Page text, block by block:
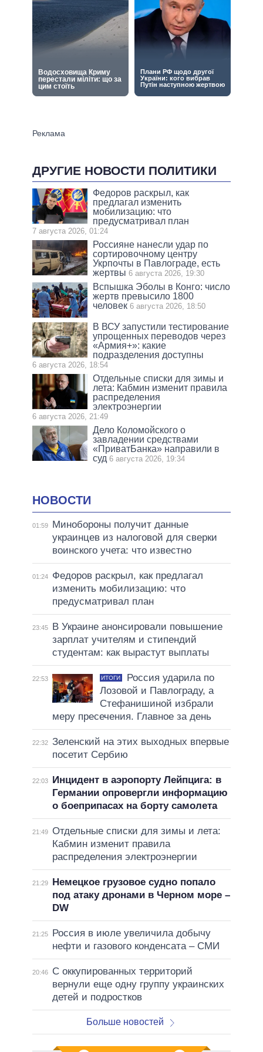
ДРУГИЕ НОВОСТИ ПОЛИТИКИ
Федоров раскрыл, как
предлагал изменить
мобилизацию: что
предусматривал план
7 августа 2026, 01:24
Россияне нанесли удар по
сортировочному центру
Укрпочты в Павлограде, есть
жертвы 6 августа 2026, 19:30
Вспышка Эболы в Конго: число
жертв превысило 1800
человек 6 августа 2026, 18:50
В ВСУ запустили тестирование
упрощенных переводов через
«Армия+»: какие
подразделения доступны
6 августа 2026, 18:54
Отдельные списки для зимы и
лета: Кабмин изменит правила
распределения
электроэнергии
6 августа 2026, 21:49
Дело Коломойского о
завладении средствами
«ПриватБанка» направили в
суд 6 августа 2026, 19:34
НОВОСТИ
01:59
Минобороны получит данные
украинцев из налоговой для сверки
воинского учета: что известно
01:24
Федоров раскрыл, как предлагал
изменить мобилизацию: что
предусматривал план
23:45
В Украине анонсировали повышение
зарплат учителям и стипендий
студентам: как вырастут выплаты
22:53 ИТОГИ
Россия ударила по
Лозовой и Павлограду, а
Стефанишиной избрали
меру пресечения. Главное за день
22:32 Зеленский на этих выходных впервые
посетит Сербию
22:03
Инцидент в аэропорту Лейпцига: в
Германии опровергли информацию
о боеприпасах на борту самолета
21:49 Отдельные списки для зимы и лета:
Кабмин изменит правила
распределения электроэнергии
21:29
Немецкое грузовое судно попало
под атаку дронами в Черном море –
DW
21:25
Россия в июле увеличила добычу
нефти и газового конденсата – СМИ
20:46
С оккупированных территорий
вернули еще одну группу украинских
детей и подростков
Больше новостей